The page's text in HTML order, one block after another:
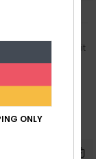
Bikinioberteil mit
ONLY